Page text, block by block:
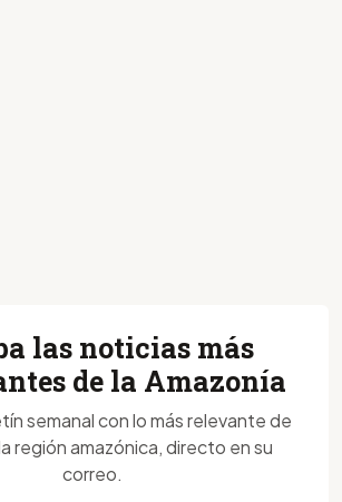
las noticias más
de la Amazonía
semanal con lo más relevante de
región amazónica, directo en su
correo.